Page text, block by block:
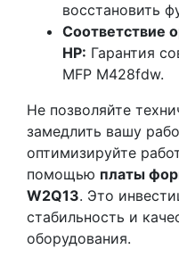
восстановить
Соответствие
HP: Гарантия
MFP M428fdw.
Не позволяйте
замедлить вашу
оптимизируйте
помощью платы
W2Q13. Это
стабильность и
оборудования.